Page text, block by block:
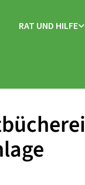
RAT UND HILFE